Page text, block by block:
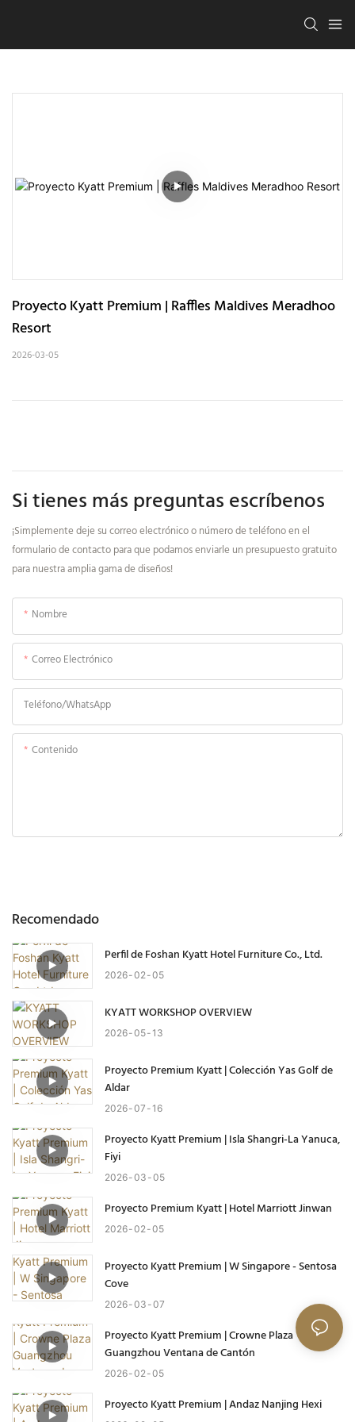
Proyecto Kyatt Premium | Raffles Maldives Meradhoo
Resort
2026-03-05
Si tienes más preguntas escríbenos
¡Simplemente deje su correo electrónico o número de teléfono en el
formulario de contacto para que podamos enviarle un presupuesto gratuito
para nuestra amplia gama de diseños!
Nombre
Correo Electrónico
Teléfono/WhatsApp
Contenido
Recomendado
Perfil de Foshan Kyatt Hotel Furniture Co., Ltd.
2026 02 05
KYATT WORKSHOP OVERVIEW
2026 05 13
Proyecto Premium Kyatt | Colección Yas Golf de
Aldar
2026 07 16
Proyecto Kyatt Premium | Isla Shangri-La Yanuca,
Fiyi
2026 03 05
Proyecto Premium Kyatt | Hotel Marriott Jinwan
2026 02 05
Proyecto Kyatt Premium | W Singapore - Sentosa
Cove
2026 03 07
Proyecto Kyatt Premium | Crowne Plaza
Guangzhou Ventana de Cantón
2026 02 05
Proyecto Kyatt Premium | Andaz Nanjing Hexi